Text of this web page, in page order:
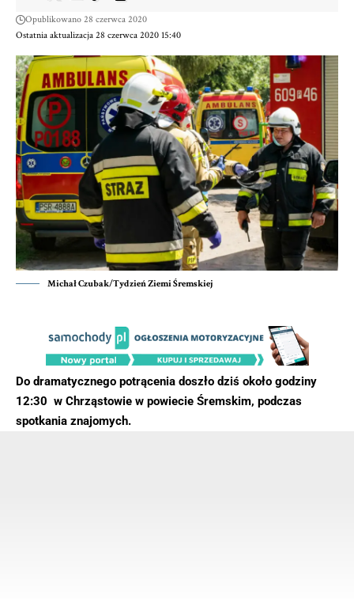
Ostatnia aktualizacja 28 czerwca 2020 15:40
Opublikowano 28 czerwca 2020
Michał Czubak/Tydzień Ziemi Śremskiej
Do dramatycznego potrącenia doszło dziś około godziny
12:30 w Chrząstowie w powiecie Śremskim, podczas
spotkania znajomych.